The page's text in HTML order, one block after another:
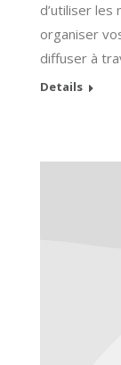
d’utiliser
organiser
diffuser à
Details